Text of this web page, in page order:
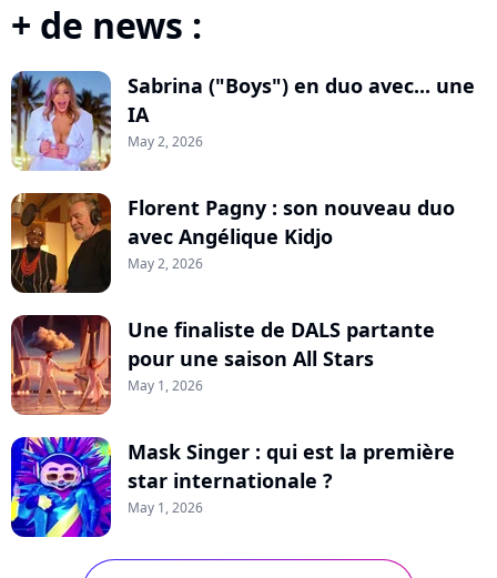
+ de news :
Sabrina ("Boys") en duo avec... une
IA
May 2, 2026
Florent Pagny : son nouveau duo
avec Angélique Kidjo
May 2, 2026
Une finaliste de DALS partante
pour une saison All Stars
May 1, 2026
Mask Singer : qui est la première
star internationale ?
May 1, 2026